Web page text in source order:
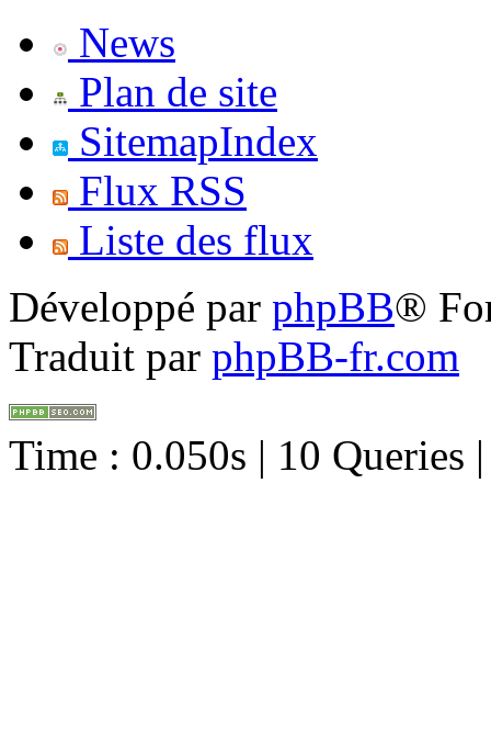
News
Plan de site
SitemapIndex
Flux RSS
Liste des flux
Développé par phpBB®
Traduit par phpBB-fr.com
Time : 0.050s | 10 Queries